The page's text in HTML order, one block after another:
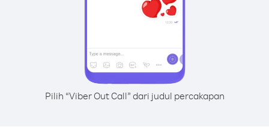
Pilih “Viber Out Call” dari judul percakapan